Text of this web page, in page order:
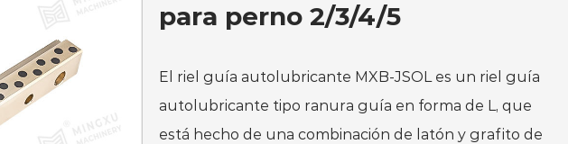
para perno 2/3/4/5
El riel guía autolubricante MXB-JSOL es un riel guía
autolubricante tipo ranura guía en forma de L, que
está hecho de una combinación de latón y grafito de